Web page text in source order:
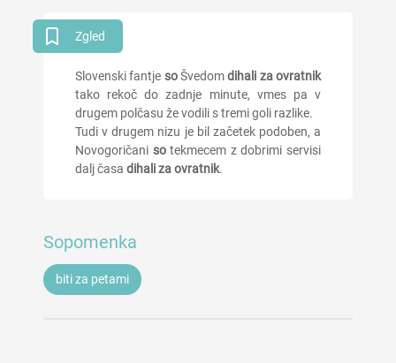
Zgled
Slovenski fantje soŠvedomdihali za ovratnik
tako rekoč do zadnje minute, vmes pa v
drugem polčasu že vodili s tremi goli razlike.
Tudi v drugem nizu je bil začetek podoben, a
Novogoričani sotekmecem z dobrimi servisi
dalj časa dihali za ovratnik.
Sopomenka
biti za petami